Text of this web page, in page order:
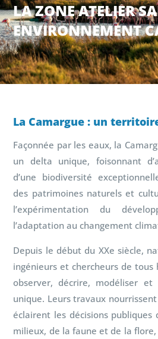
LA ZONE ATELIER
ENVIRONNEMENT
La Camargue : un
Façonnée par les eaux, la
un delta unique, foisonnant
d’une biodiversité
des patrimoines naturels et
l’expérimentation du
l’adaptation au changement
Depuis le début du XXe siècle,
ingénieurs et chercheurs de tous
observer, décrire, modéliser et
unique. Leurs travaux
éclairent les décisions
milieux, de la faune et de la flore,